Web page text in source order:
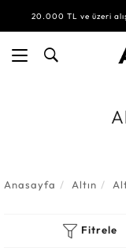
20.000 TL ve üzeri
30.000 TL ve üzeri
Anasayfa Altın
Fitrele